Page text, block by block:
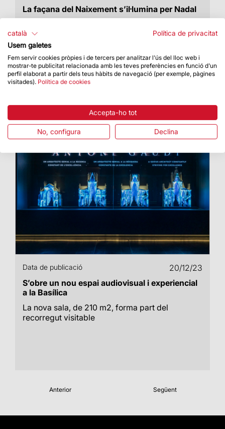
La façana del Naixement s’il·lumina per Nadal
escenes de pessebre amb música i locucions
Data de publicació
20/12/23
S’obre un nou espai audiovisual i experiencial
a la Basílica
La nova sala, de 210 m2, forma part del
recorregut visitable
Anterior Següent
català
Política de privacitat
Usem galetes
Fem servir cookies pròpies i de tercers per analitzar l'ús del lloc web i
mostrar-te publicitat relacionada amb les teves preferències en funció d'un
perfil elaborat a partir dels teus hàbits de navegació (per exemple, pàgines
visitades). Política de cookies
Accepta-ho tot
No, configura Declina